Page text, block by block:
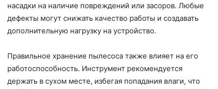
насадки на наличие повреждений или засоров. Любые
дефекты могут снижать качество работы и создавать
дополнительную нагрузку на устройство.
Правильное хранение пылесоса также влияет на его
работоспособность. Инструмент рекомендуется
держать в сухом месте, избегая попадания влаги, что